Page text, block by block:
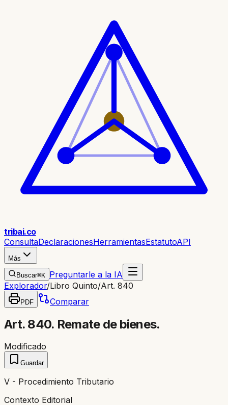
tribai.co
ConsultaDeclaracionesHerramientasEstatutoAPI
Más
Buscar⌘K Preguntarle a la IA
Explorador/Libro Quinto/Art. 840
PDF Comparar
Art. 840. Remate de bienes.
Modificado
Guardar
V - Procedimiento Tributario
Contexto Editorial